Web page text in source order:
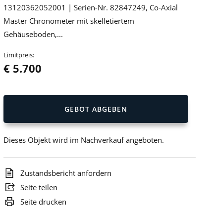
13120362052001 | Serien-Nr. 82847249, Co-Axial
Master Chronometer mit skelletiertem
Gehäuseboden,...
Limitpreis:
€ 5.700
GEBOT ABGEBEN
Dieses Objekt wird im Nachverkauf angeboten.
Zustandsbericht anfordern
Seite teilen
Seite drucken